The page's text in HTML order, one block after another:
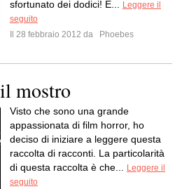
sfortunato dei dodici! E...
Leggere il
seguito
Il 28 febbraio 2012 da
Phoebes
mostro
Visto che sono una grande
appassionata di film horror, ho
deciso di iniziare a leggere questa
raccolta di racconti. La particolarità
di questa raccolta è che...
Leggere il
seguito